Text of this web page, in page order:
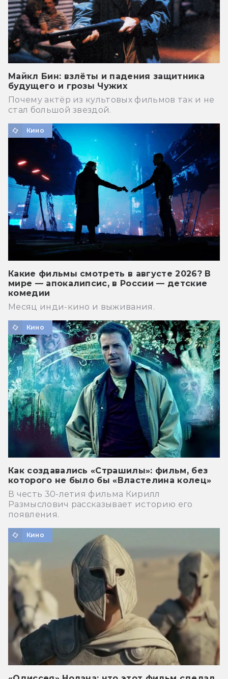
Майкл Бин: взлёты и падения защитника
будущего и грозы Чужих
Почему актёр из культовых фильмов так и не
стал большой звездой.
Кино
Какие фильмы смотреть в августе 2026? В
мире — апокалипсис, в России — детские
комедии
Месяц инди-кино и выживания.
Кино
Как создавались «Страшилы»: фильм, без
которого не было бы «Властелина колец»
В честь 30-летия фильма Кирилл
Размыслович рассказывает историю его
появления.
Кино